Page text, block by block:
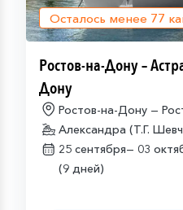
Осталось менее 77
Ростов-на-Дону –
Дону
Ростов-на-Дону —
Александра (Т.Г.
25 сентября— 03
(9 дней)